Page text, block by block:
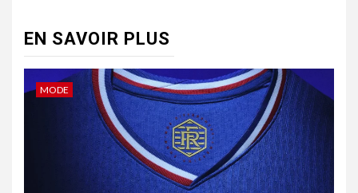
EN SAVOIR PLUS
MODE